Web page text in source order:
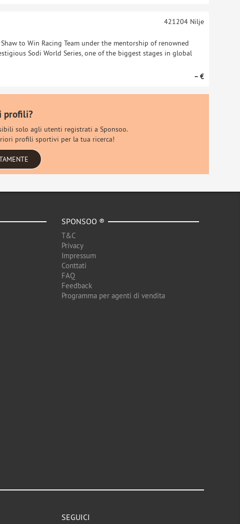
to Win Racing Team under the mentorship of renowned
Sodi World Series, one of the biggest stages in global
421204Nilje
– €
profili?
solo agli utenti registrati a Sponsoo.
profili sportivi per la tua ricerca!
SPONSOO ®
T&C
Privacy
Impressum
Conttati
FAQ
Feedback
Programma per agenti di vendita
SEGUICI